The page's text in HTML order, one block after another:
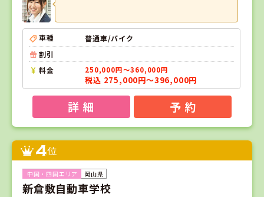
車種
普通車/バイク
割引
料金
250,000円～360,000円
税込 275,000円～396,000円
詳 細 予 約
4位
岡山県
新倉敷自動車学校